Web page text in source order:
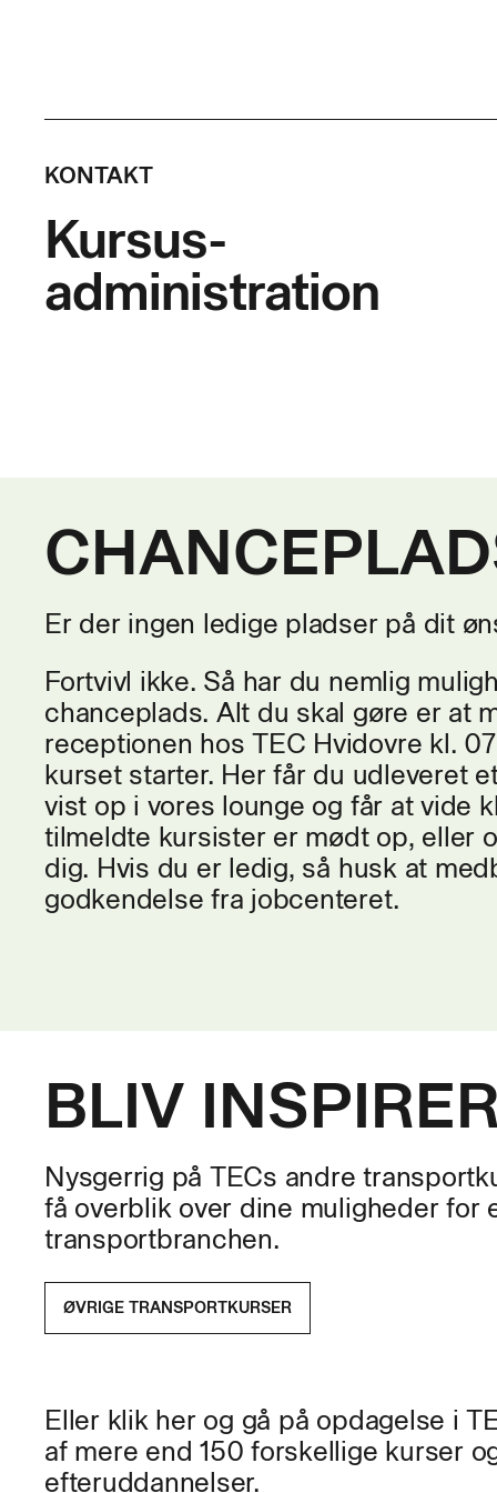
Timer
• risici
•
•
•
mobile
• mobile
•
• valg af
korrekt
• vejlede
• aflæse
KONTAKT
Kursus-
administration
Er der ingen ledige pladser på dit
Fortvivl ikke. Så har du nemlig
chanceplads. Alt du skal gøre er at
receptionen hos TEC Hvidovre kl.
kurset starter. Her får du udleveret
vist op i vores lounge og får at vide
tilmeldte kursister er mødt op, eller
dig. Hvis du er ledig, så husk at
godkendelse fra jobcenteret.
BLIV
Nysgerrig på TECs andre
få overblik over dine muligheder for
transportbranchen.
ØVRIGE TRANSPORTKURSER
Eller klik her og gå på opdagelse i
af mere end 150 forskellige kurser
efteruddannelser.